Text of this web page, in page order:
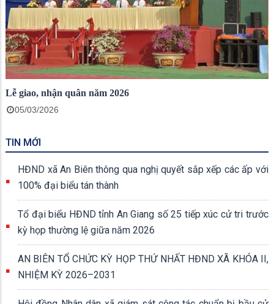
Lễ giao, nhận quân năm 2026
05/03/2026
TIN MỚI
HĐND xã An Biên thông qua nghị quyết sắp xếp các ấp với
100% đại biểu tán thành
Tổ đại biểu HĐND tỉnh An Giang số 25 tiếp xúc cử tri trước
kỳ họp thường lệ giữa năm 2026
AN BIÊN TỔ CHỨC KỲ HỌP THỨ NHẤT HĐND XÃ KHÓA II,
NHIỆM KỲ 2026–2031